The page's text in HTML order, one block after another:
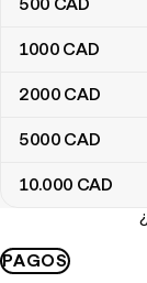
1000 CAD
2000 CAD
5000 CAD
10.000 CAD
PAGOS